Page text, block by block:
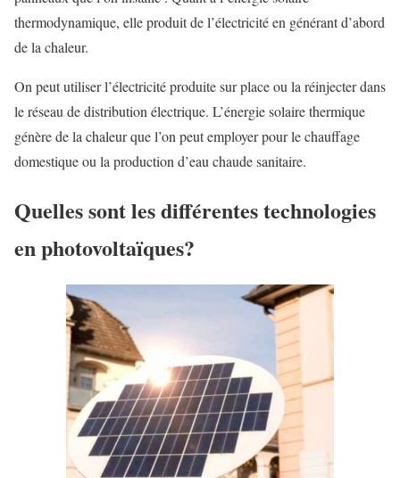
thermodynamique, elle produit de l’électricité en générant d’abord
de la chaleur.
On peut utiliser l’électricité produite sur place ou la réinjecter dans
le réseau de distribution électrique. L’énergie solaire thermique
génère de la chaleur que l’on peut employer pour le chauffage
domestique ou la production d’eau chaude sanitaire.
Quelles sont les différentes technologies
en photovoltaïques?